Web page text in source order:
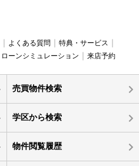
よくある質問
特典・サービス
ローンシミュレーション 来店予約
売買物件検索
学区から検索
物件閲覧履歴